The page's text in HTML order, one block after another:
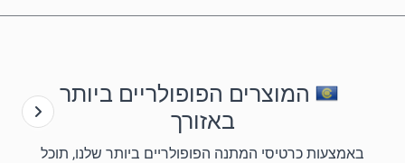
המוצרים הפופולריים ביותר
באזורך
באמצעות כרטיסי המתנה הפופולריים ביותר שלנו, תוכל